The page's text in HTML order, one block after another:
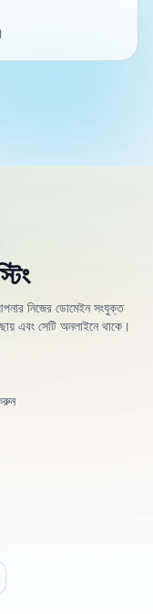
নিজের ডোমেইন সংযুক্ত
এবং সেটি অনলাইনে থাকে।